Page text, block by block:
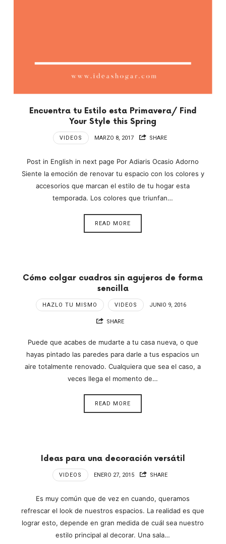
Encuentra tu Estilo esta Primavera/ Find
Your Style this Spring
VIDEOS MARZO 8, 2017 SHARE
Post in English in next page Por Adiaris Ocasio Adorno
Siente la emoción de renovar tu espacio con los colores y
accesorios que marcan el estilo de tu hogar esta
temporada. Los colores que triunfan…
READ MORE
Cómo colgar cuadros sin agujeros de forma
sencilla
HAZLO TU MISMO VIDEOS JUNIO 9, 2016
SHARE
Puede que acabes de mudarte a tu casa nueva, o que
hayas pintado las paredes para darle a tus espacios un
aire totalmente renovado. Cualquiera que sea el caso, a
veces llega el momento de…
READ MORE
Ideas para una decoración versátil
VIDEOS ENERO 27, 2015 SHARE
Es muy común que de vez en cuando, queramos
refrescar el look de nuestros espacios. La realidad es que
lograr esto, depende en gran medida de cuál sea nuestro
estilo principal al decorar. Una sala…